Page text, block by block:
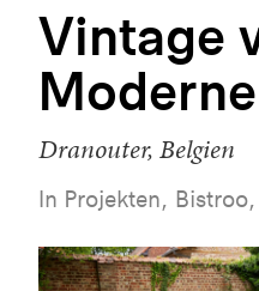
Vintage
Moderne
Dranouter, Belgien
In Projekten,